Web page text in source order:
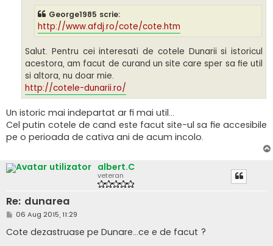
George1985 scrie:
http://www.afdj.ro/cote/cote.htm
Salut. Pentru cei interesati de cotele Dunarii si istoricul
acestora, am facut de curand un site care sper sa fie util
si altora, nu doar mie.
http://cotele-dunarii.ro/
Un istoric mai indepartat ar fi mai util...
Cel putin cotele de cand este facut site-ul sa fie accesibile
pe o perioada de cativa ani de acum incolo.
albert.C
veteran
Re: dunarea
M
s
a
06 Aug 2015, 11:29
Cote dezastruase pe Dunare...ce e de facut ?